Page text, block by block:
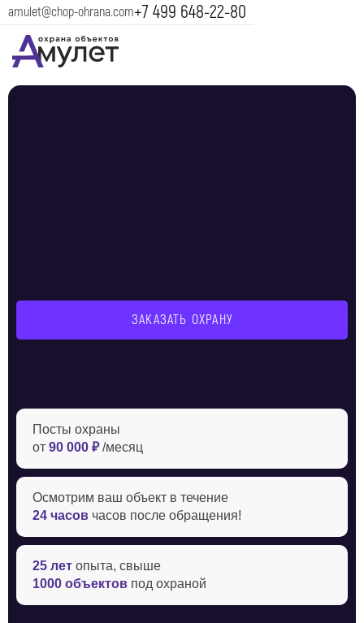
amulet@chop-ohrana.com+7 499 648-22-80
ЗАКАЗАТЬ ОХРАНУ
Посты охраны
от 90 000 ₽/месяц
Осмотрим ваш объект в течение ‍
24 часов часов после обращения!
25 лет опыта, свыше
1000 объектов под охраной